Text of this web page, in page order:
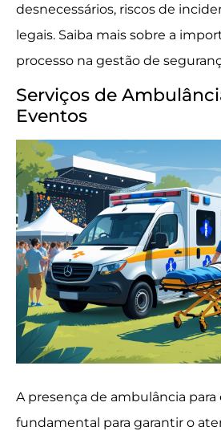
desnecessários, riscos de
legais. Saiba mais sobre a
processo na gestão de
Serviços de
Eventos
A presença de ambulância para
fundamental para garantir o